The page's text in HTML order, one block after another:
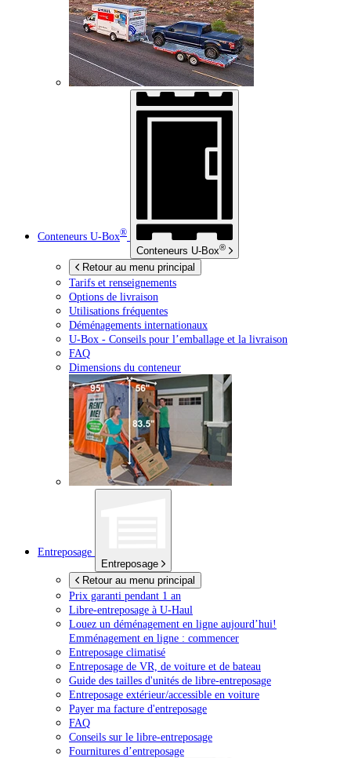
Conteneurs U-Box®
Conteneurs U-Box®
Retour au menu principal
Tarifs et renseignements
Options de livraison
Utilisations fréquentes
Déménagements internationaux
U-Box - Conseils pour l’emballage et la livraison
FAQ
Dimensions du conteneur
Entreposage
Entreposage
Retour au menu principal
Prix garanti pendant 1 an
Libre-entreposage à U-Haul
Louez un déménagement en ligne aujourd’hui!
Emménagement en ligne : commencer
Entreposage climatisé
Entreposage de VR, de voiture et de bateau
Guide des tailles d'unités de libre-entreposage
Entreposage extérieur/accessible en voiture
Payer ma facture d'entreposage
FAQ
Conseils sur le libre-entreposage
Fournitures d’entreposage